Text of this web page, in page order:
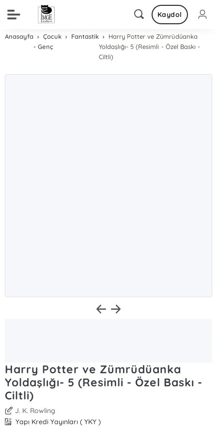
Kaydol
Anasayfa
Çocuk
- Genç
Fantastik
Harry Potter ve Zümrüdüanka
Yoldaşlığı- 5 (Resimli - Özel Baskı -
Ciltli)
Harry Potter ve Zümrüdüanka
Yoldaşlığı- 5 (Resimli - Özel Baskı -
Ciltli)
J. K. Rowling
Yapı Kredi Yayınları ( YKY )